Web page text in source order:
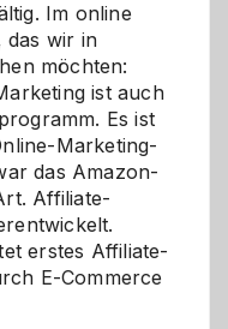
Im online
das wir in
möchten:
ist auch
Es ist
Marketing-
das Amazon-
Affiliate-
erstes Affiliate-
E-Commerce